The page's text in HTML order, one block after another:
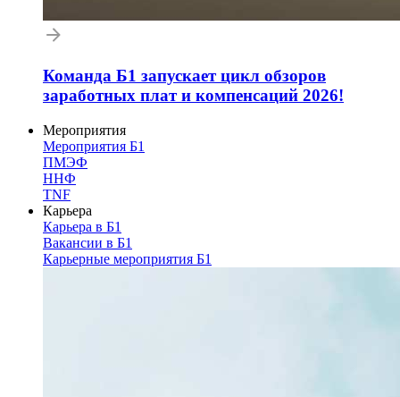
Команда Б1 запускает цикл обзоров
заработных плат и компенсаций 2026!
Мероприятия
Мероприятия Б1
ПМЭФ
ННФ
TNF
Карьера
Карьера в Б1
Вакансии в Б1
Карьерные мероприятия Б1